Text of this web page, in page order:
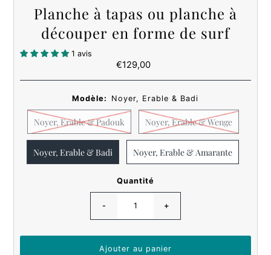
Planche à tapas ou planche à
découper en forme de surf
1 avis
Prix
€129,00
Modèle: Noyer, Erable & Badi
Noyer, Erable & Padouk Noyer, Erable & Wenge
Noyer, Erable & Badi Noyer, Erable & Amarante
Quantité
- +